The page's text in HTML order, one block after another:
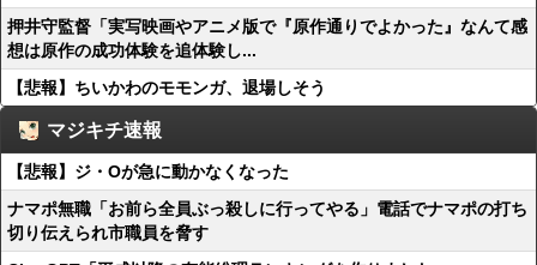
押井守監督「実写映画やアニメ版で『原作通りでよかった』なんて感
想は原作の成功体験を追体験し...
【悲報】ちいかわのモモンガ、退場しそう
マジキチ速報
【悲報】ジ・Oが急に動かなくなった
ナマポ無職「お前ら全員ぶっ殺しに行ってやる」電話でナマポの打ち
切り伝えられ市職員を脅す